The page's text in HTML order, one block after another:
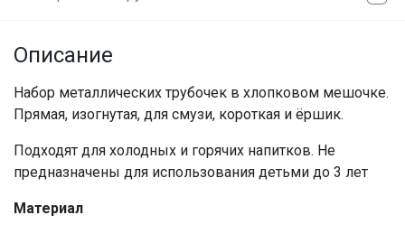
Описание
Набор металлических трубочек в хлопковом мешочке.
Прямая, изогнутая, для смузи, короткая и ёршик.
Подходят для холодных и горячих напитков. Не
предназначены для использования детьми до 3 лет
Материал